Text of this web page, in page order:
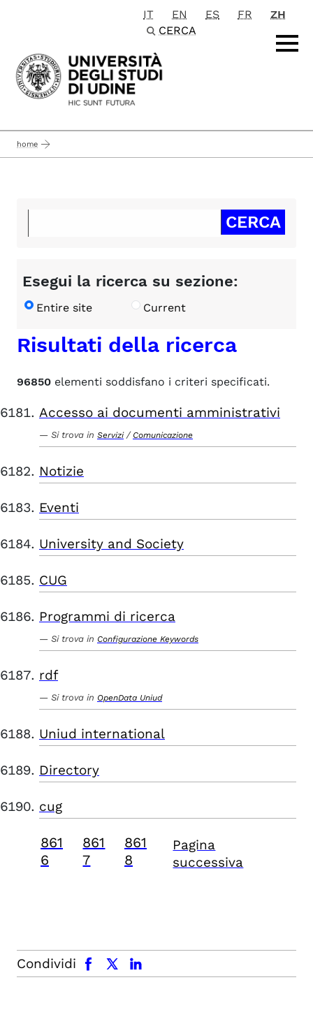
Passa al contenuto principale
IT EN ES FR
ZH
CERCA
home
Esegui la ricerca su sezione:
Entire site Current
Risultati della ricerca
96850 elementi soddisfano i criteri specificati.
Accesso ai documenti amministrativi
Si trova in Servizi / Comunicazione
Notizie
Eventi
University and Society
CUG
Programmi di ricerca
Si trova in Configurazione Keywords
rdf
Si trova in OpenData Uniud
Uniud international
Directory
cug
861
6
861
7
861
8
Pagina
successiva
Condividi
facebook x.com linkedin